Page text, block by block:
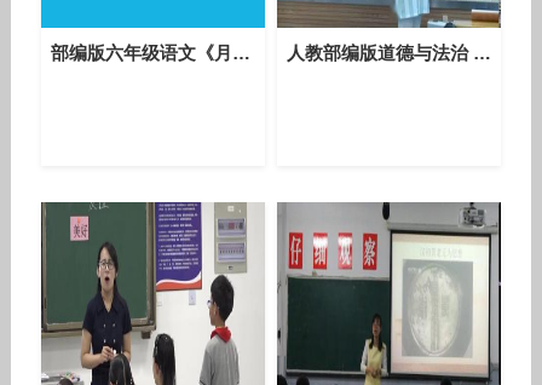
部编版六年级语文《月光曲》第二课时教学视频-浙江省小学语文学科新课程关键问题解决专题研训活动 人教部编版道德与法治 七下 2.5.2《在品味情感中成长》课堂视频实录-冯瑾